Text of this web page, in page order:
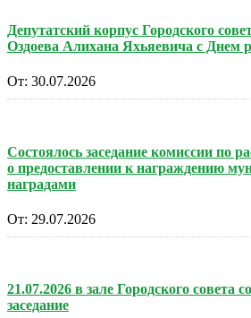
Депутатский корпус Городского
Оздоева Алихана Яхьяевича с Днем
От: 30.07.2026
Состоялось заседание комиссии по
о предоставлении к награждению
наградами
От: 29.07.2026
21.07.2026 в зале Городского совета
заседание